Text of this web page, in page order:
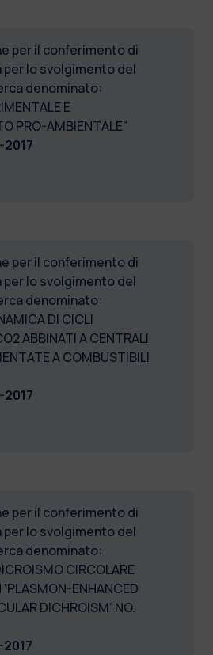
per il conferimento di
lo svolgimento del
denominato:
E
PRO-AMBIENTALE”
2017
per il conferimento di
lo svolgimento del
denominato:
DI CICLI
ABBINATI A CENTRALI
A COMBUSTIBILI
2017
per il conferimento di
lo svolgimento del
denominato:
CIRCOLARE
ENHANCED
DICHROISM’ NO.
2017